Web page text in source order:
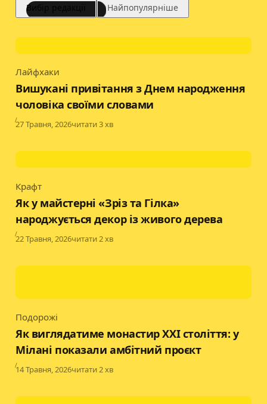
Вибір редакції Найпопулярніше
Category
Лайфхаки
Вишукані привітання з Днем народження
чоловіка своїми словами
Published
27 Травня, 2026читати 3 хв
Category
Крафт
Як у майстерні «Зріз та Гілка»
народжується декор із живого дерева
Published
22 Травня, 2026читати 2 хв
Category
Подорожі
Як виглядатиме монастир XXI століття: у
Мілані показали амбітний проєкт
Published
14 Травня, 2026читати 2 хв